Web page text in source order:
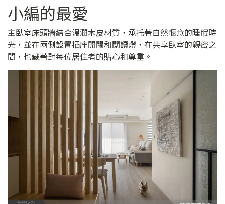
小編的最愛
主臥室床頭牆結合溫潤木皮材質，承托著自然愜意的睡眠時
光，並在兩側設置插座開關和閱讀燈，在共享臥室的親密之
間，也藏著對每位居住者的貼心和尊重。